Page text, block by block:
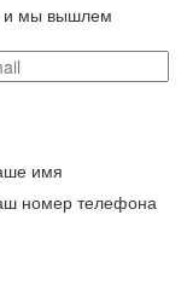
и мы вышлем
имя
номер телефона